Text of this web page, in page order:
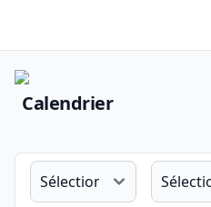
Calendrier